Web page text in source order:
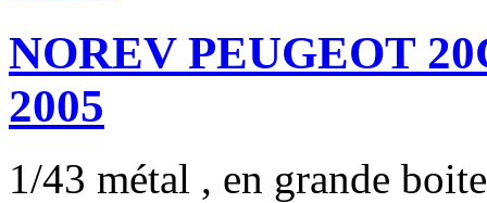
NOREV PEUGEOT
2005
1/43 métal , en grande